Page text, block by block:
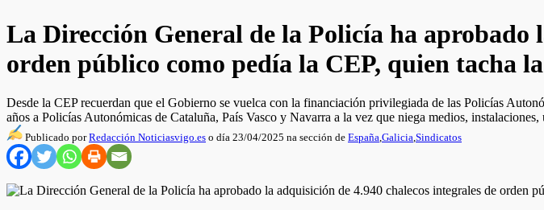
La Dirección General de la Policía ha aprobado
orden público como pedía la CEP, quien tacha
Desde la CEP recuerdan que el Gobierno se vuelca con la financiación privilegiada de las Policías
años a Policías Autonómicas de Cataluña, País Vasco y Navarra a la vez que niega medios,
Publicado porRedacción Noticiasvigo.es o día 23/04/2025 na sección de España,Galicia,Sindicatos